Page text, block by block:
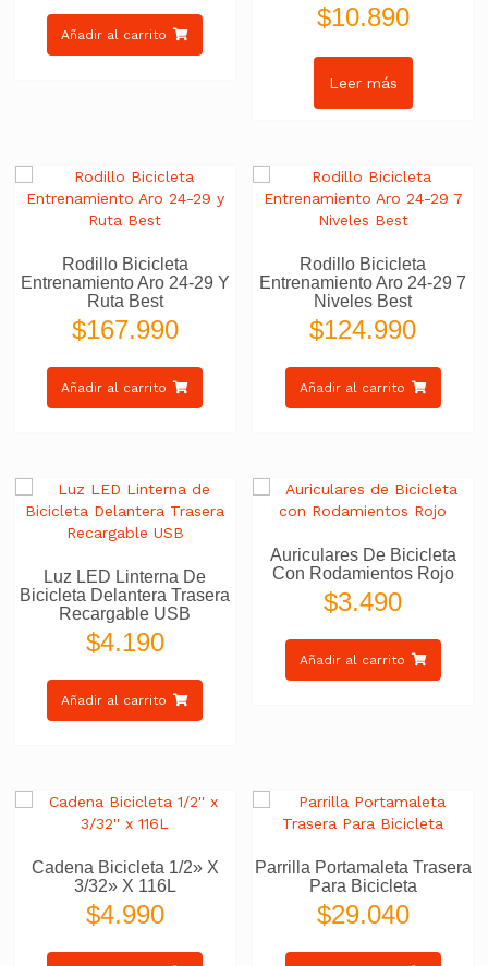
Añadir al carrito
$10.890
Leer más
Rodillo Bicicleta
Entrenamiento Aro 24-29 Y
Ruta Best
$167.990
Añadir al carrito
Rodillo Bicicleta
Entrenamiento Aro 24-29 7
Niveles Best
$124.990
Añadir al carrito
Luz LED Linterna De
Bicicleta Delantera Trasera
Recargable USB
$4.190
Añadir al carrito
Auriculares De Bicicleta
Con Rodamientos Rojo
$3.490
Añadir al carrito
Cadena Bicicleta 1/2» X
3/32» X 116L
$4.990
Parrilla Portamaleta Trasera
Para Bicicleta
$29.040